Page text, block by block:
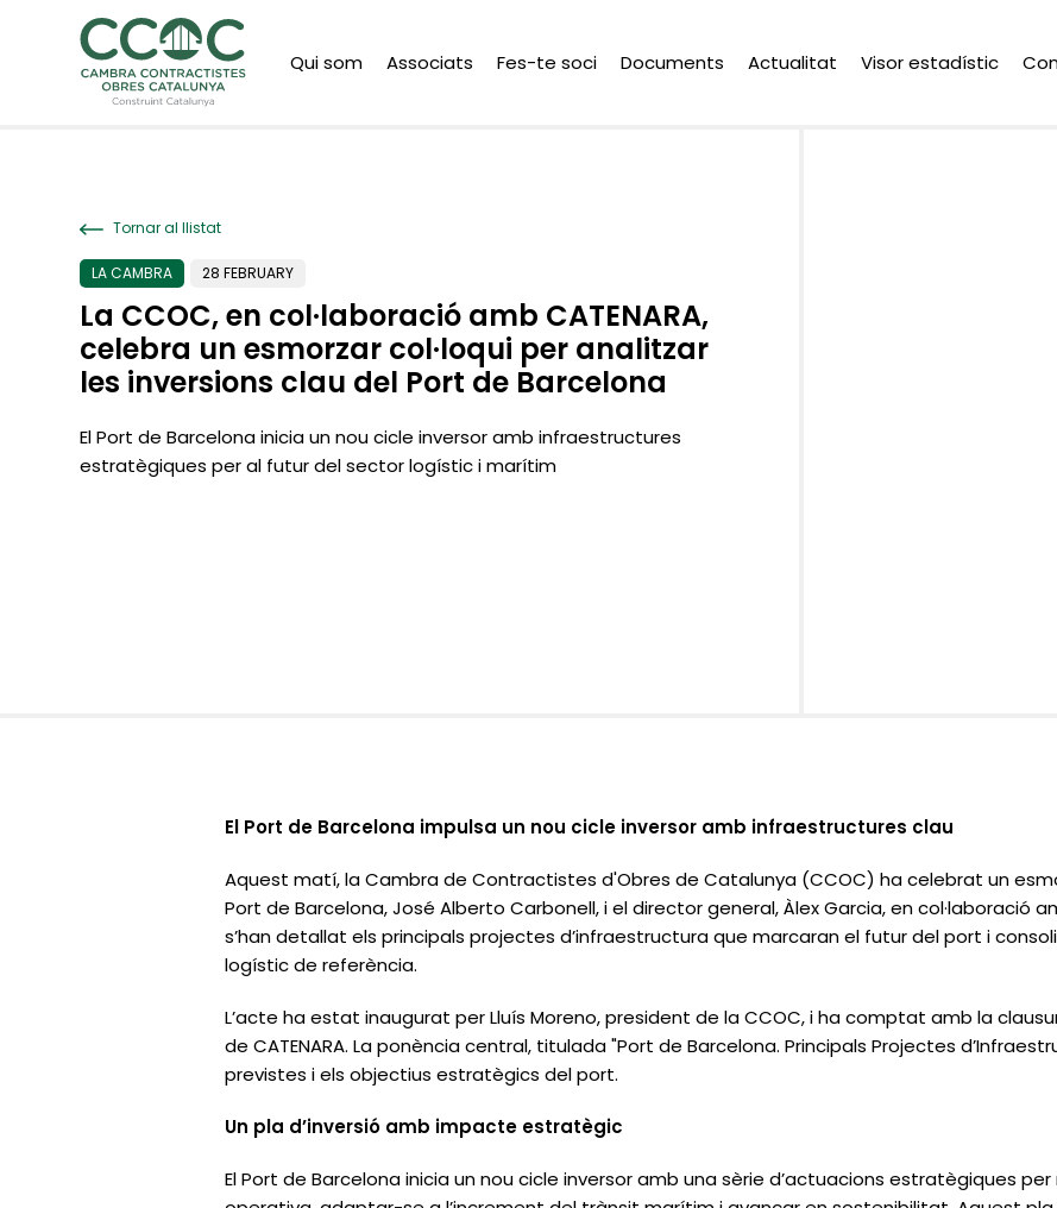
Qui som Associats Fes-te soci Documents Actualitat Visor estadístic
Tornar al llistat
LA CAMBRA 28 FEBRUARY
La CCOC, en col·laboració amb CATENARA,
celebra un esmorzar col·loqui per analitzar
les inversions clau del Port de Barcelona
El Port de Barcelona inicia un nou cicle inversor amb infraestructures
estratègiques per al futur del sector logístic i marítim
El Port de Barcelona impulsa un nou cicle inversor amb infraestructures clau
Aquest matí, la Cambra de Contractistes d'Obres de Catalunya (CCOC) ha celebrat un
Port de Barcelona, José Alberto Carbonell, i el director general, Àlex Garcia, en col·laboració
s’han detallat els principals projectes d’infraestructura que marcaran el futur del port i
logístic de referència.
L’acte ha estat inaugurat per Lluís Moreno, president de la CCOC, i ha comptat amb la
de CATENARA. La ponència central, titulada "Port de Barcelona. Principals Projectes
previstes i els objectius estratègics del port.
Un pla d’inversió amb impacte estratègic
El Port de Barcelona inicia un nou cicle inversor amb una sèrie d’actuacions estratègiques